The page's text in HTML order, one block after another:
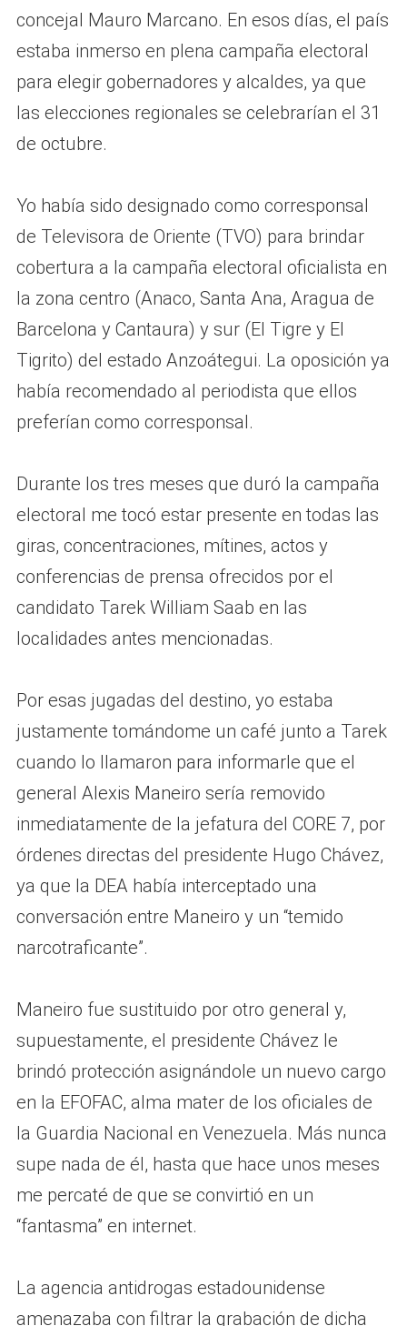
concejal Mauro Marcano. En esos días, el país
estaba inmerso en plena campaña electoral
para elegir gobernadores y alcaldes, ya que
las elecciones regionales se celebrarían el 31
de octubre.
Yo había sido designado como corresponsal
de Televisora de Oriente (TVO) para brindar
cobertura a la campaña electoral oficialista en
la zona centro (Anaco, Santa Ana, Aragua de
Barcelona y Cantaura) y sur (El Tigre y El
Tigrito) del estado Anzoátegui. La oposición ya
había recomendado al periodista que ellos
preferían como corresponsal.
Durante los tres meses que duró la campaña
electoral me tocó estar presente en todas las
giras, concentraciones, mítines, actos y
conferencias de prensa ofrecidos por el
candidato Tarek William Saab en las
localidades antes mencionadas.
Por esas jugadas del destino, yo estaba
justamente tomándome un café junto a Tarek
cuando lo llamaron para informarle que el
general Alexis Maneiro sería removido
inmediatamente de la jefatura del CORE 7, por
órdenes directas del presidente Hugo Chávez,
ya que la DEA había interceptado una
conversación entre Maneiro y un “temido
narcotraficante”.
Maneiro fue sustituido por otro general y,
supuestamente, el presidente Chávez le
brindó protección asignándole un nuevo cargo
en la EFOFAC, alma mater de los oficiales de
la Guardia Nacional en Venezuela. Más nunca
supe nada de él, hasta que hace unos meses
me percaté de que se convirtió en un
“fantasma” en internet.
La agencia antidrogas estadounidense
amenazaba con filtrar la grabación de dicha